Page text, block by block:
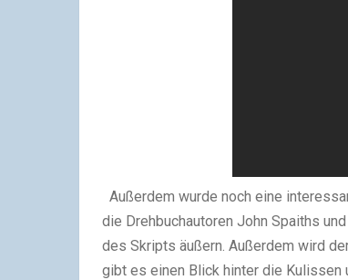
Außerdem wurde noch eine
die Drehbuchautoren John Spaiths und
des Skripts äußern. Außerdem wird
gibt es einen Blick hinter die Kulissen